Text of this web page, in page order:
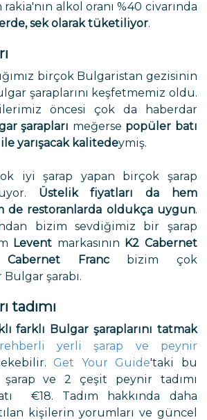
rakia'nın alkol oranı %40 civarında
sek olarak tüketiliyor.
birçok Bulgaristan gezisinin
şaraplarını keşfetmemiz oldu.
öncesi çok da haberdar
şarapları meğerse popüler batı
yarışacak kalitedeymiş.
iyi şarap yapan birçok şarap
Üstelik fiyatları da hem
de restoranlarda oldukça uygun.
bizim sevdiğimiz bir şarap
Levent markasının K2 Cabernet
Francbizim çok
şarabı.
tadımı
farklı Bulgar şaraplarını tatmak
yerli şarap ve peynir
Get Your Guide'taki bu
ve 2 çeşit peynir tadımı
€18. Tadım hakkında daha
kişilerin yorumları ve güncel